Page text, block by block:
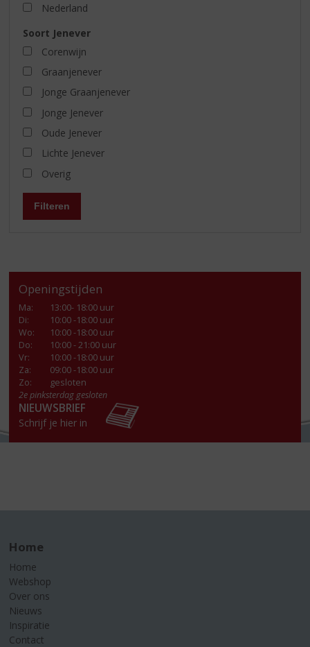
Nederland
Soort Jenever
Corenwijn
Graanjenever
Jonge Graanjenever
Jonge Jenever
Oude Jenever
Lichte Jenever
Overig
Filteren
Openingstijden
Ma:
13:00- 18:00 uur
Di:
10:00 -18:00 uur
Wo:
10:00 -18:00 uur
Do:
10:00 - 21:00 uur
Vr:
10:00 -18:00 uur
Za:
09:00 -18:00 uur
Zo:
gesloten
2e pinksterdag gesloten
NIEUWSBRIEF
Schrijf je hier in
Home
Home
Webshop
Over ons
Nieuws
Inspiratie
Contact